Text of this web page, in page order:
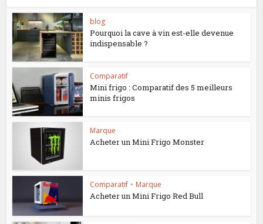
blog
Pourquoi la cave à vin est-elle devenue
indispensable ?
Comparatif
Mini frigo : Comparatif des 5 meilleurs
minis frigos
Marque
Acheter un Mini Frigo Monster
Comparatif • Marque
Acheter un Mini Frigo Red Bull